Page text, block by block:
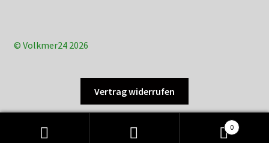
© Volkmer24 2026
Vertrag widerrufen
0